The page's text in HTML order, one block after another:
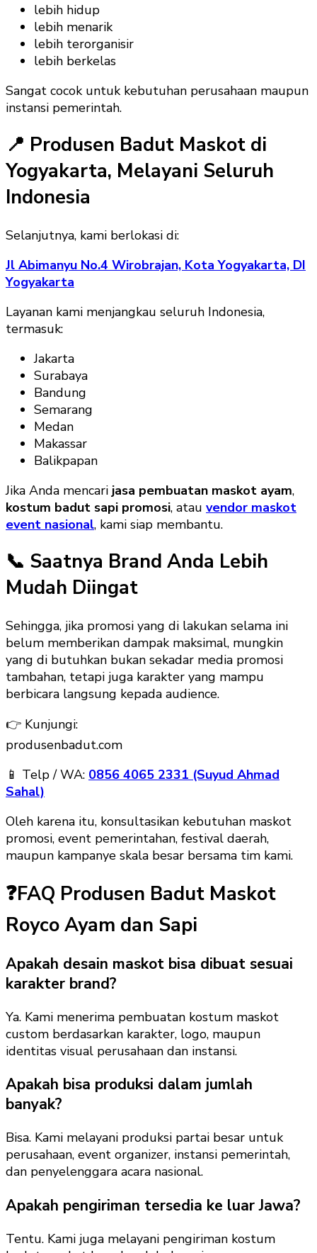
lebih hidup
lebih menarik
lebih terorganisir
lebih berkelas
Sangat cocok untuk kebutuhan perusahaan maupun
instansi pemerintah.
📍 Produsen Badut Maskot di
Yogyakarta, Melayani Seluruh
Indonesia
Selanjutnya, kami berlokasi di:
Jl Abimanyu No.4 Wirobrajan, Kota Yogyakarta, DI
Yogyakarta
Layanan kami menjangkau seluruh Indonesia,
termasuk:
Jakarta
Surabaya
Bandung
Semarang
Medan
Makassar
Balikpapan
Jika Anda mencari jasa pembuatan maskot ayam,
kostum badut sapi promosi, atau vendor maskot
event nasional, kami siap membantu.
📞 Saatnya Brand Anda Lebih
Mudah Diingat
Sehingga, jika promosi yang di lakukan selama ini
belum memberikan dampak maksimal, mungkin
yang di butuhkan bukan sekadar media promosi
tambahan, tetapi juga karakter yang mampu
berbicara langsung kepada audience.
👉 Kunjungi:
produsenbadut.com
📱 Telp / WA: 0856 4065 2331 (Suyud Ahmad
Sahal)
Oleh karena itu, konsultasikan kebutuhan maskot
promosi, event pemerintahan, festival daerah,
maupun kampanye skala besar bersama tim kami.
❓FAQ Produsen Badut Maskot
Royco Ayam dan Sapi
Apakah desain maskot bisa dibuat sesuai
karakter brand?
Ya. Kami menerima pembuatan kostum maskot
custom berdasarkan karakter, logo, maupun
identitas visual perusahaan dan instansi.
Apakah bisa produksi dalam jumlah
banyak?
Bisa. Kami melayani produksi partai besar untuk
perusahaan, event organizer, instansi pemerintah,
dan penyelenggara acara nasional.
Apakah pengiriman tersedia ke luar Jawa?
Tentu. Kami juga melayani pengiriman kostum